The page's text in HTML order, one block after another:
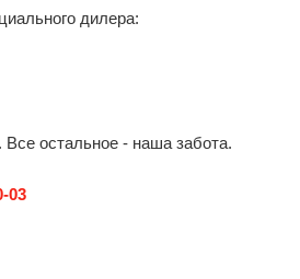
дилера:
остальное - наша забота.
03